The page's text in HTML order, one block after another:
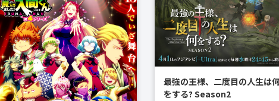
最強の王様、二度目の人生は
をする? Season2